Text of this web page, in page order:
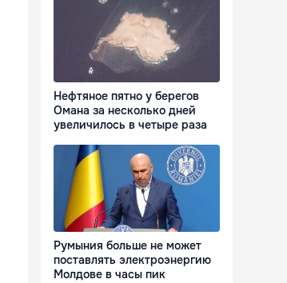
Нефтяное пятно у берегов
Омана за несколько дней
увеличилось в четыре раза
Румыния больше не может
поставлять электроэнергию
Молдове в часы пик